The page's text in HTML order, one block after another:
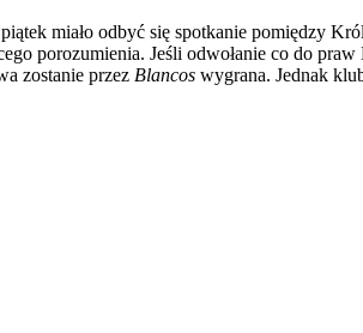
miało odbyć się spotkanie pomiędzy
porozumienia. Jeśli odwołanie co do
zostanie przez Blancos wygrana. Jednak